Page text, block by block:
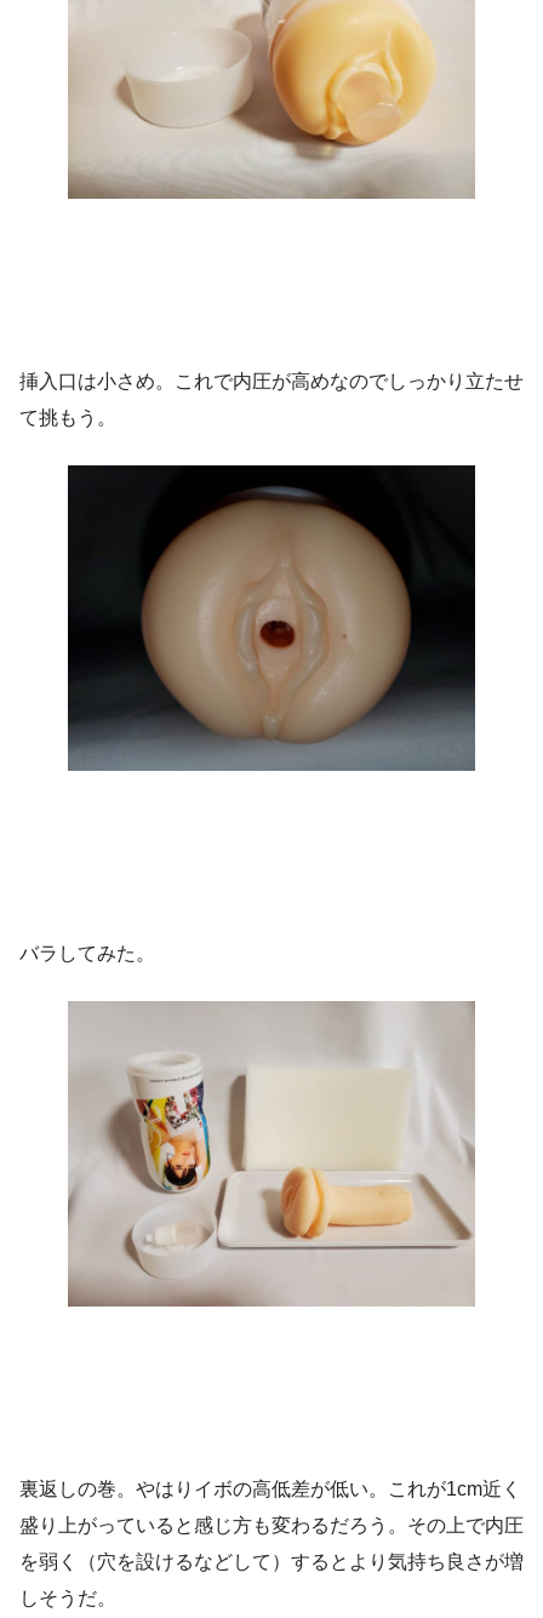
挿入口は小さめ。これで内圧が高めなのでしっかり立たせ
て挑もう。
バラしてみた。
裏返しの巻。やはりイボの高低差が低い。これが1cm近く
盛り上がっていると感じ方も変わるだろう。その上で内圧
を弱く（穴を設けるなどして）するとより気持ち良さが増
しそうだ。